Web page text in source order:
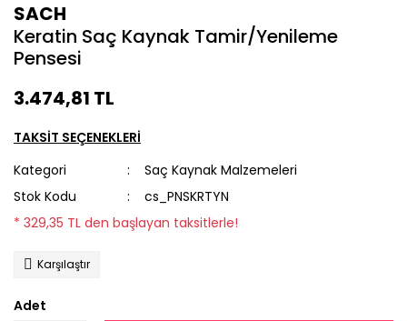
SACH
Keratin Saç Kaynak Tamir/Yenileme
Pensesi
3.474,81 TL
TAKSİT SEÇENEKLERİ
Kategori
Saç Kaynak Malzemeleri
Stok Kodu
cs_PNSKRTYN
* 329,35 TL den başlayan taksitlerle!
Karşılaştır
Adet